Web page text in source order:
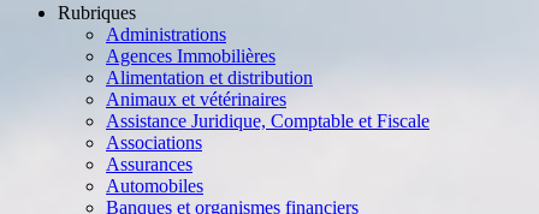
Rubriques
Administrations
Agences Immobilières
Alimentation et distribution
Animaux et vétérinaires
Assistance Juridique, Comptable et Fiscale
Associations
Assurances
Automobiles
Banques et organismes financiers